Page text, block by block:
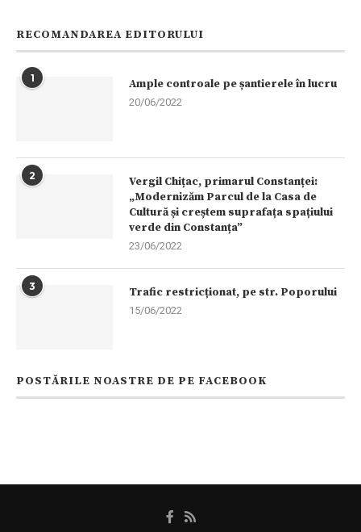
RECOMANDAREA EDITORULUI
1 Ample controale pe șantierele în lucru
20/06/2022
2
Vergil Chițac, primarul Constanței:
„Modernizăm Parcul de la Casa de
Cultură și creștem suprafața spațiului
verde din Constanța”
23/06/2022
3 Trafic restricționat, pe str. Poporului
15/06/2022
POSTĂRILE NOASTRE DE PE FACEBOOK